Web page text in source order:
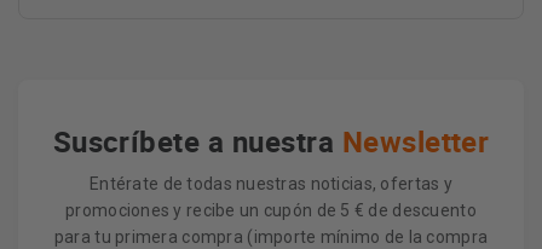
Suscríbete a nuestra Newsletter
Entérate de todas nuestras noticias, ofertas y
promociones y recibe un cupón de 5 € de descuento
para tu primera compra (importe mínimo de la compra